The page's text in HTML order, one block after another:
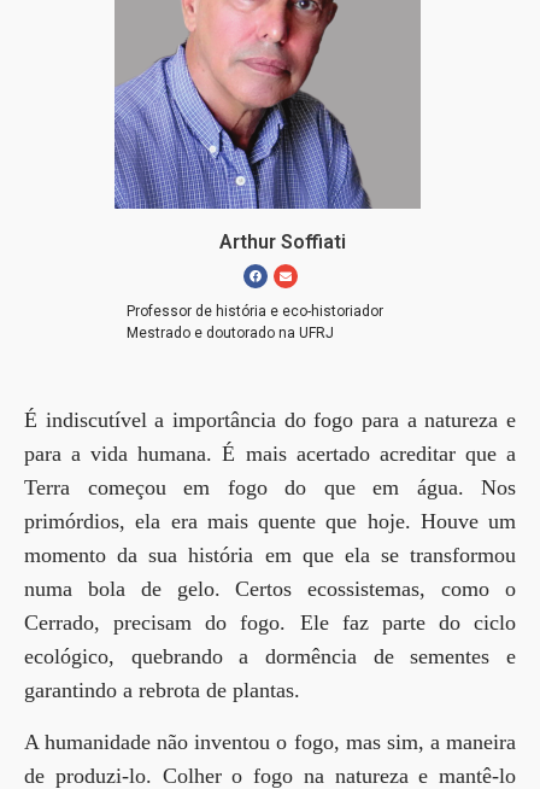
Arthur Soffiati
Professor de história e eco-historiador
Mestrado e doutorado na UFRJ
É indiscutível a importância do fogo para a natureza e
para a vida humana. É mais acertado acreditar que a
Terra começou em fogo do que em água. Nos
primórdios, ela era mais quente que hoje. Houve um
momento da sua história em que ela se transformou
numa bola de gelo. Certos ecossistemas, como o
Cerrado, precisam do fogo. Ele faz parte do ciclo
ecológico, quebrando a dormência de sementes e
garantindo a rebrota de plantas.
A humanidade não inventou o fogo, mas sim, a maneira
de produzi-lo. Colher o fogo na natureza e mantê-lo